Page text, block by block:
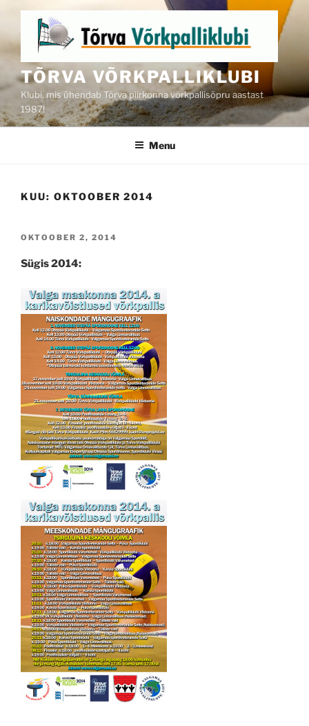
content
TÕRVA VÕRKPALLIKLUBI
Klubi, mis ühendab Tõrva piirkonna võrkpallisõpru aastast
1987!
Menu
KUU: OKTOOBER 2014
POSTED
OKTOOBER 2, 2014
Sügis 2014: